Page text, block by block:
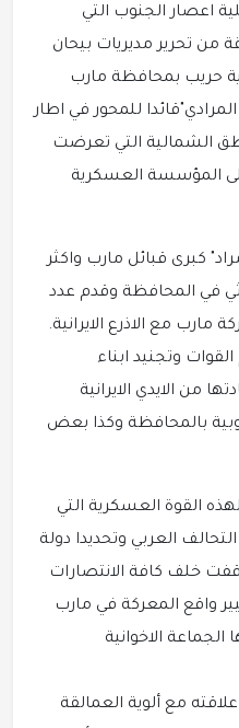
اعصار الجنوب التي
من تحرير مديريات بيحان
حريب بمحافظة مارب
للمحور في اطار
الشمالية التي تعرضت
المؤسسة العسكرية
كبرى قبائل مارب واكثر
في المحافظة وقدم عدد
مع الاذرع الايرانية.
وتجنيد ابناء
من الايدي الايرانية
بالمحافظة وكذا بعض
القوة العسكرية التي
العربي وتحديدا دولة
خلف كافة الانتصارات
واقع المعركة في مارب
الاخوانية
مع ألوية العمالقة